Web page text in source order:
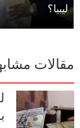
ليبيا؟
مقالات